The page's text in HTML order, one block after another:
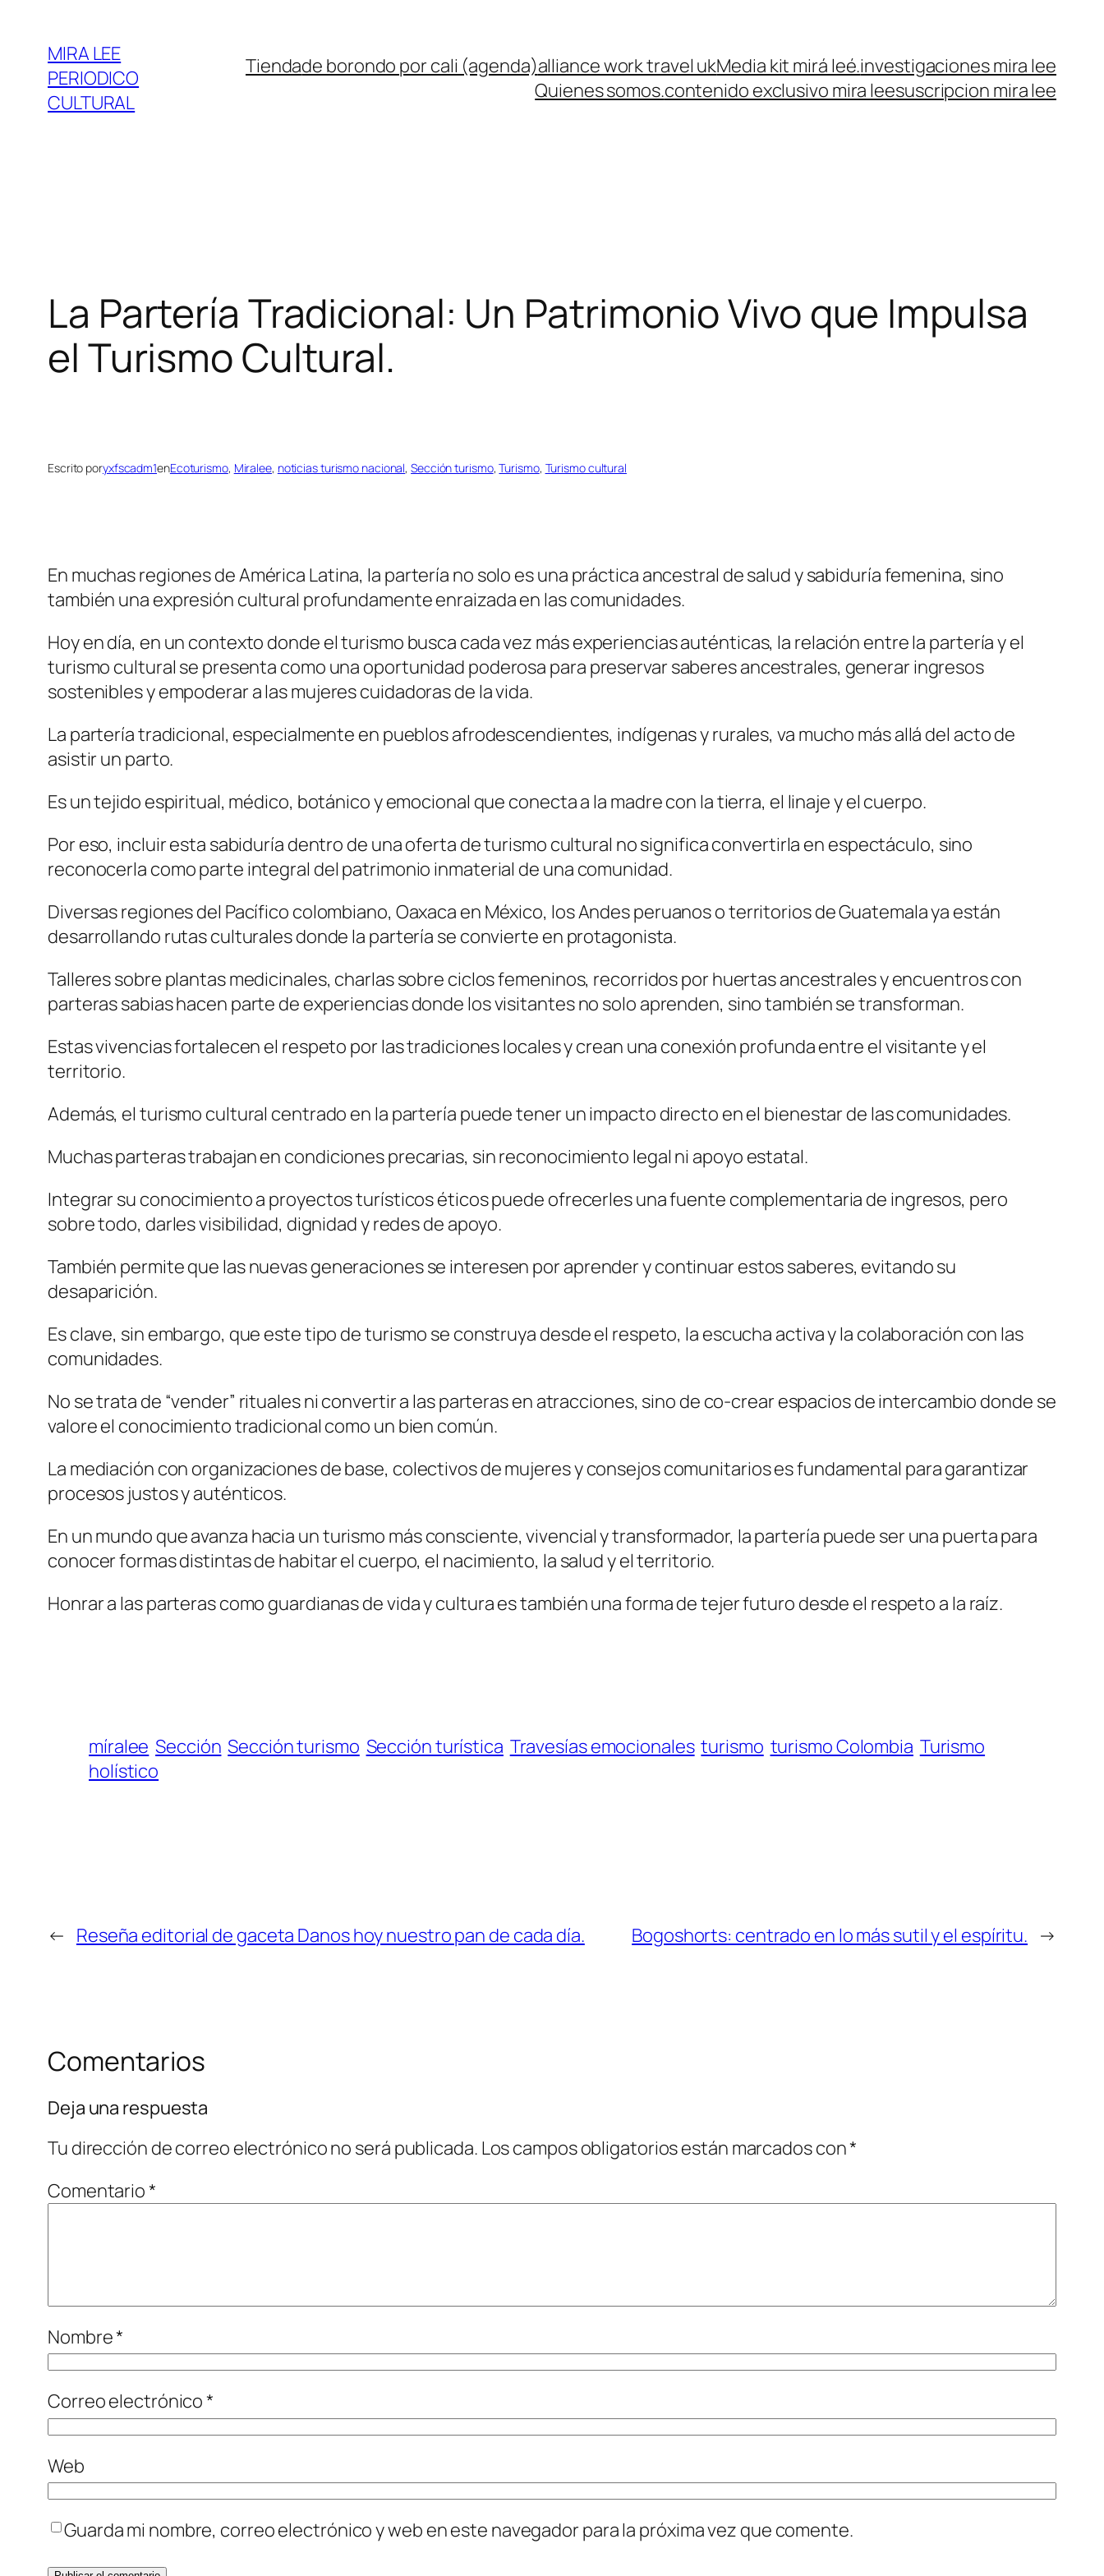
contenido
MIRA LEE
PERIODICO
CULTURAL
Tiendade borondo por cali (agenda)alliance work travel ukMedia kit mirá leé.investigaciones mira lee
Quienes somos.contenido exclusivo mira leesuscripcion mira lee
La Partería Tradicional: Un Patrimonio Vivo que Impulsa
el Turismo Cultural.
Escrito poryxfscadm1enEcoturismo, Miralee, noticias turismo nacional, Sección turismo, Turismo, Turismo cultural
En muchas regiones de América Latina, la partería no solo es una práctica ancestral de salud y sabiduría femenina, sino
también una expresión cultural profundamente enraizada en las comunidades.
Hoy en día, en un contexto donde el turismo busca cada vez más experiencias auténticas, la relación entre la partería y el
turismo cultural se presenta como una oportunidad poderosa para preservar saberes ancestrales, generar ingresos
sostenibles y empoderar a las mujeres cuidadoras de la vida.
La partería tradicional, especialmente en pueblos afrodescendientes, indígenas y rurales, va mucho más allá del acto de
asistir un parto.
Es un tejido espiritual, médico, botánico y emocional que conecta a la madre con la tierra, el linaje y el cuerpo.
Por eso, incluir esta sabiduría dentro de una oferta de turismo cultural no significa convertirla en espectáculo, sino
reconocerla como parte integral del patrimonio inmaterial de una comunidad.
Diversas regiones del Pacífico colombiano, Oaxaca en México, los Andes peruanos o territorios de Guatemala ya están
desarrollando rutas culturales donde la partería se convierte en protagonista.
Talleres sobre plantas medicinales, charlas sobre ciclos femeninos, recorridos por huertas ancestrales y encuentros con
parteras sabias hacen parte de experiencias donde los visitantes no solo aprenden, sino también se transforman.
Estas vivencias fortalecen el respeto por las tradiciones locales y crean una conexión profunda entre el visitante y el
territorio.
Además, el turismo cultural centrado en la partería puede tener un impacto directo en el bienestar de las comunidades.
Muchas parteras trabajan en condiciones precarias, sin reconocimiento legal ni apoyo estatal.
Integrar su conocimiento a proyectos turísticos éticos puede ofrecerles una fuente complementaria de ingresos, pero
sobre todo, darles visibilidad, dignidad y redes de apoyo.
También permite que las nuevas generaciones se interesen por aprender y continuar estos saberes, evitando su
desaparición.
Es clave, sin embargo, que este tipo de turismo se construya desde el respeto, la escucha activa y la colaboración con las
comunidades.
No se trata de “vender” rituales ni convertir a las parteras en atracciones, sino de co-crear espacios de intercambio donde se
valore el conocimiento tradicional como un bien común.
La mediación con organizaciones de base, colectivos de mujeres y consejos comunitarios es fundamental para garantizar
procesos justos y auténticos.
En un mundo que avanza hacia un turismo más consciente, vivencial y transformador, la partería puede ser una puerta para
conocer formas distintas de habitar el cuerpo, el nacimiento, la salud y el territorio.
Honrar a las parteras como guardianas de vida y cultura es también una forma de tejer futuro desde el respeto a la raíz.
míralee Sección Sección turismo Sección turística Travesías emocionales turismo turismo Colombia Turismo
holístico
← Reseña editorial de gaceta Danos hoy nuestro pan de cada día. Bogoshorts: centrado en lo más sutil y el espíritu. →
Comentarios
Deja una respuesta
Tu dirección de correo electrónico no será publicada. Los campos obligatorios están marcados con*
Comentario*
Nombre*
Correo electrónico*
Web
Guarda mi nombre, correo electrónico y web en este navegador para la próxima vez que comente.